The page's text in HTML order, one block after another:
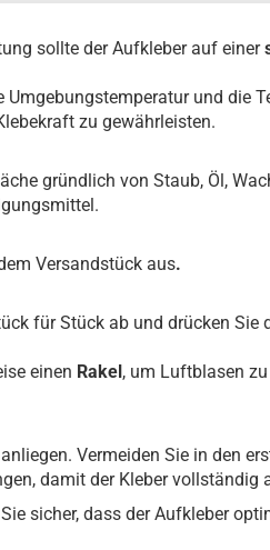
sollte der Aufkleber auf einer
und die
zu gewährleisten.
gründlich von Staub, Öl,
Versandstück aus.
für Stück ab und drücken
einen Rakel, um Luftblasen
Vermeiden Sie in den
damit der Kleber vollständig
sicher, dass der Aufkleber